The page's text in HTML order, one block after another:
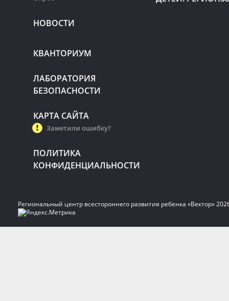
НОВОСТИ
КВАНТОРИУМ
ЛАБОРАТОРИЯ
БЕЗОПАСНОСТИ
КАРТА САЙТА
Заметили ошибку?
ПОЛИТИКА
КОНФИДЕНЦИАЛЬНОСТИ
Региональный центр всестороннего развития ребенка «Вектор»